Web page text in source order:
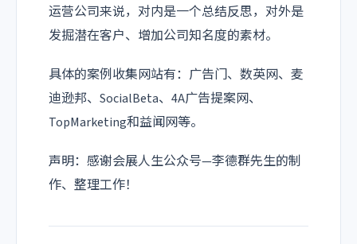
运营公司来说，对内是一个总结反思，对外是
发掘潜在客户、增加公司知名度的素材。
具体的案例收集网站有：广告门、数英网、麦
迪逊邦、SocialBeta、4A广告提案网、
TopMarketing和益闻网等。
声明：感谢会展人生公众号—李德群先生的制
作、整理工作！